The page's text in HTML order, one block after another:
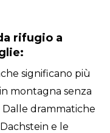
rifugio a
significano più
montagna senza
Dalle drammatiche
e le